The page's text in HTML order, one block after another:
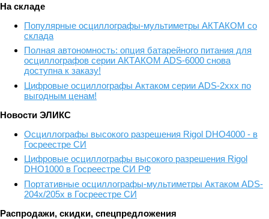
На складе
Популярные осциллографы-мультиметры АКТАКОМ со
склада
Полная автономность: опция батарейного питания для
осциллографов серии АКТАКОМ ADS-6000 снова
доступна к заказу!
Цифровые осциллографы Актаком серии ADS-2xxx по
выгодным ценам!
Новости ЭЛИКС
Осциллографы высокого разрешения Rigol DHO4000 - в
Госреестре СИ
Цифровые осциллографы высокого разрешения Rigol
DHO1000 в Госреестре СИ РФ
Портативные осциллографы-мультиметры Актаком ADS-
204x/205x в Госреестре СИ
Распродажи, скидки, спецпредложения